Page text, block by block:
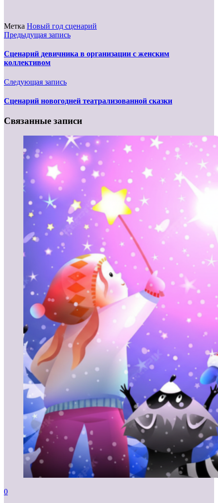
Метка Новый год сценарий
Предыдущая запись
Сценарий девичника в организации с женским
коллективом
Следующая запись
Сценарий новогодней театрализованной сказки
Связанные записи
0